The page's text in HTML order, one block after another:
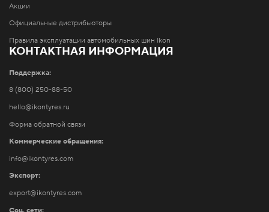
Акции
Официальные дистрибьюторы
Правила эксплуатации автомобильных шин Ikon
КОНТАКТНАЯ ИНФОРМАЦИЯ
Поддержка:
8 (800) 250-88-50
hello@ikontyres.ru
Форма обратной связи
Коммерческие обращения:
info@ikontyres.com
Экспорт:
export@ikontyres.com